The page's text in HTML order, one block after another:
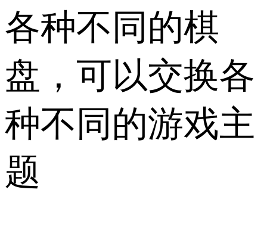
各种不同的棋
盘，可以交换各
种不同的游戏主
题